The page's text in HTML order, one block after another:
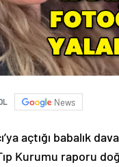
News
açtığı babalık
Kurumu raporu